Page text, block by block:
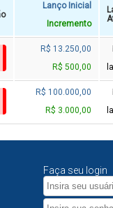
Lanço Inicial
Incremento
R$ 13.250,00
R$ 500,00
R$ 100.000,00
R$ 3.000,00
Faça seu login